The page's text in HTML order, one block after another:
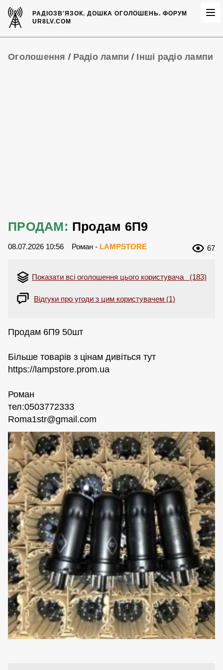
РАДІОЗВ'ЯЗОК.ДОШКА ОГОЛОШЕНЬ. ФОРУМ
UR8LV.COM
Оголошення / Радіо лампи / Інші радіо лампи
ПРОДАМ: Продам 6П9
08.07.2026 10:56 Роман - LAMPSTORE 67
Показати всі оголошення цього користувача (183)
Відгуки про угоди з цим користувачем (1)
Продам 6П9 50шт
Більше товарів з цінам дивіться тут
https://lampstore.prom.ua
Роман
тел:0503772333
Roma1str@gmail.com